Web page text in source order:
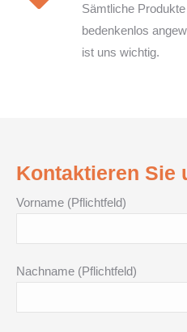
Sämtliche
bedenkenlos
ist uns wichtig.
Kontaktieren Sie
Vorname (Pflichtfeld)
Nachname (Pflichtfeld)